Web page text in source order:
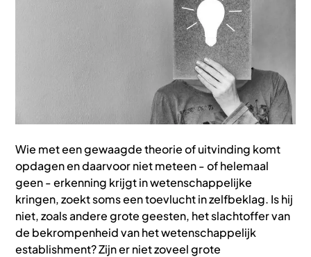
Wie met een gewaagde theorie of uitvinding komt
opdagen en daarvoor niet meteen - of helemaal
geen - erkenning krijgt in wetenschappelijke
kringen, zoekt soms een toevlucht in zelfbeklag. Is hij
niet, zoals andere grote geesten, het slachtoffer van
de bekrompenheid van het wetenschappelijk
establishment? Zijn er niet zoveel grote